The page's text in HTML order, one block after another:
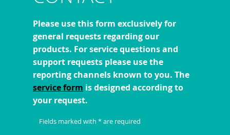
Please use this form exclusively for
general requests regarding our
products. For service questions and
support requests please use the
reporting channels known to you. The
service form is designed according to
your request.
Fields marked with * are required